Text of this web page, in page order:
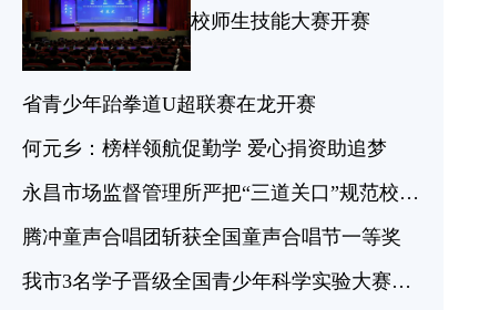
校师生技能大赛开赛
省青少年跆拳道U超联赛在龙开赛
何元乡：榜样领航促勤学 爱心捐资助追梦
永昌市场监督管理所严把“三道关口”规范校外培训市场秩序
腾冲童声合唱团斩获全国童声合唱节一等奖
我市3名学子晋级全国青少年科学实验大赛决赛